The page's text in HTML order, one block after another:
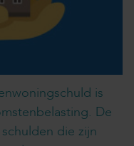
is
De
die zijn